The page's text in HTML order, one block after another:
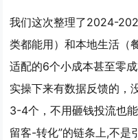
我们这次整理了2024-
类都能用）和本地生活（
适配的6个小成本甚至零
实操下来有数据反馈的，
3-4个，不用砸钱投流也
留客-转化”的链条上,不是